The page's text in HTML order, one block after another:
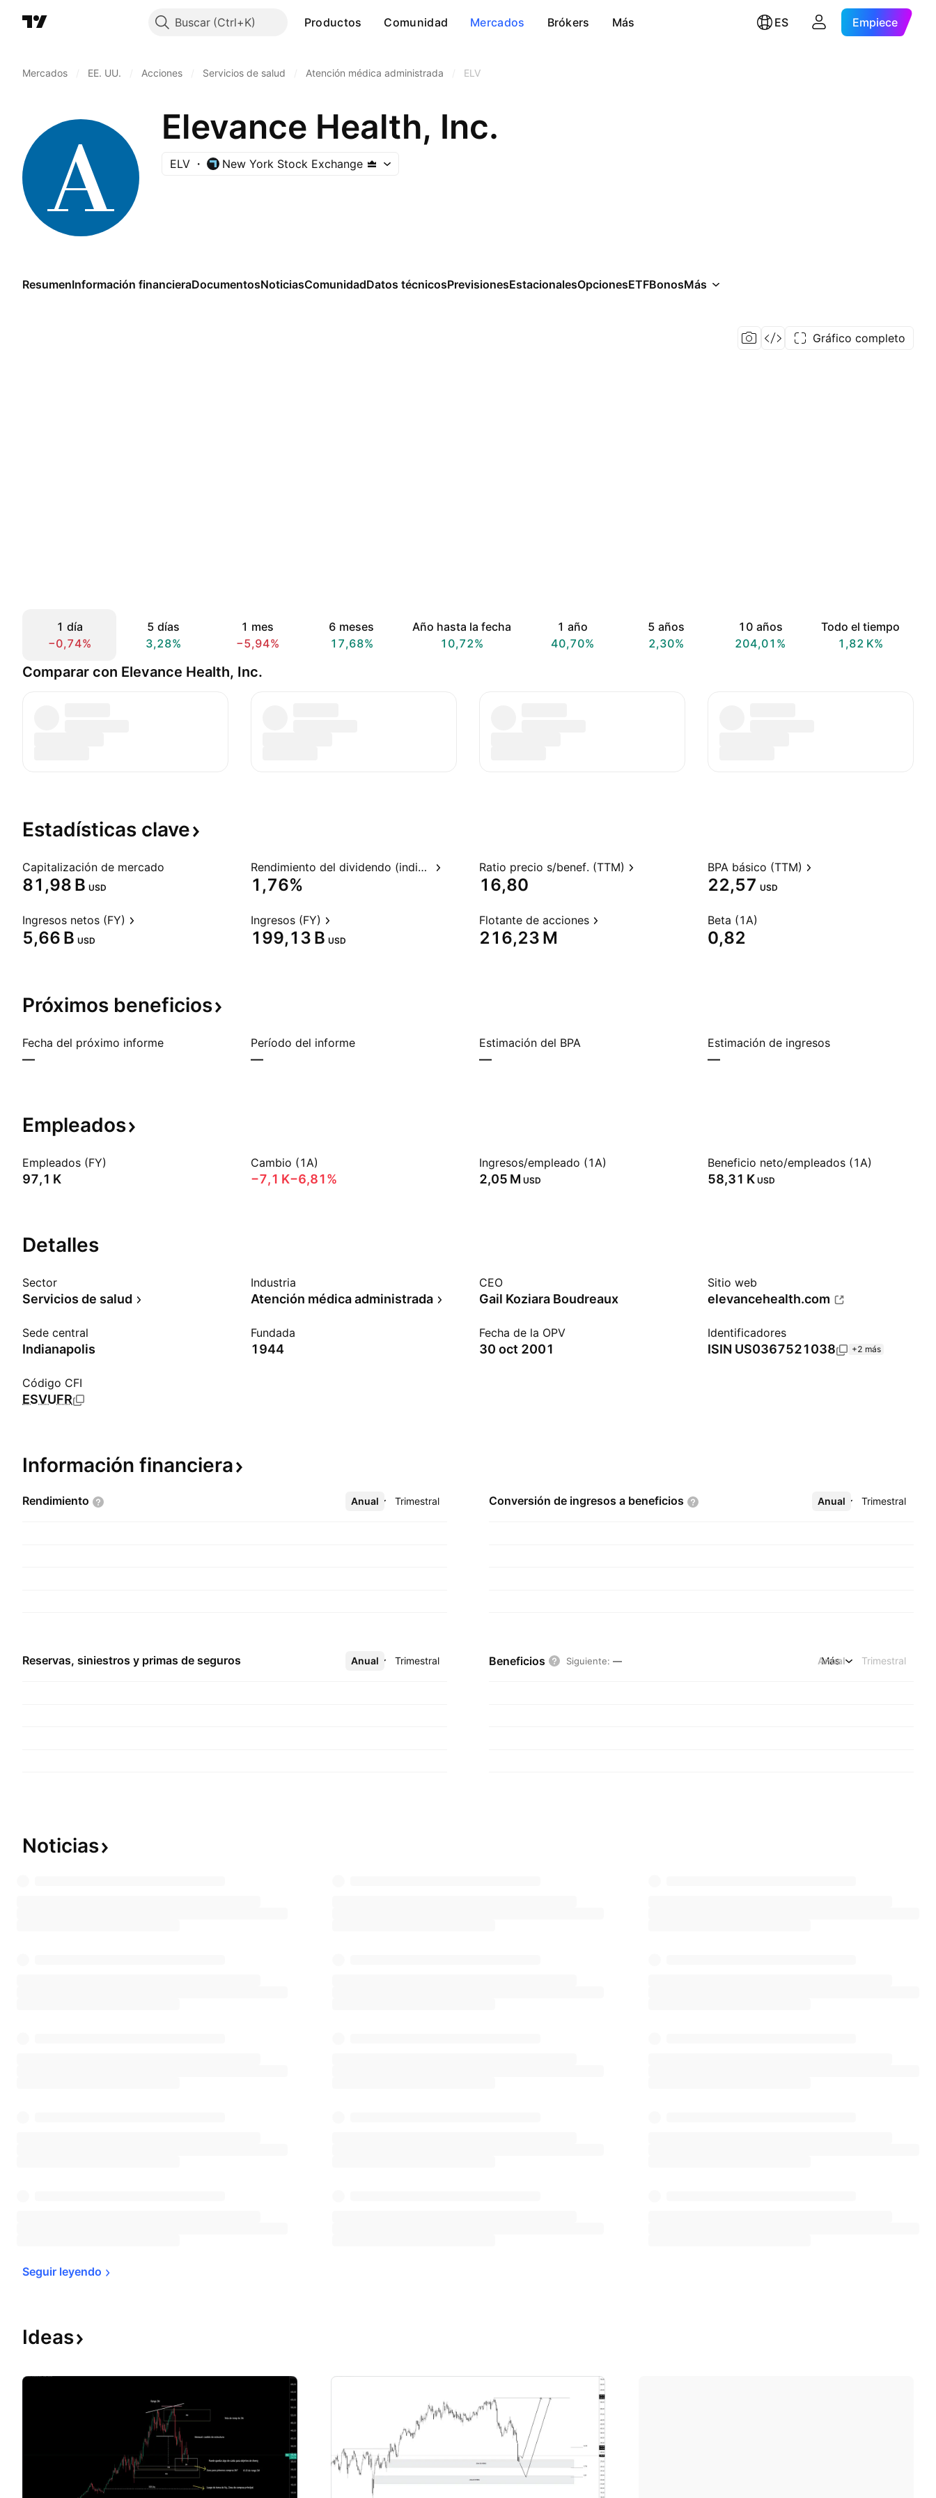
Buscar Productos Comunidad Mercados Brókers Más ES Empiece
Mercados EE. UU. Acciones Servicios de salud Atención médica administrada ELV
Elevance Health, Inc.
ELV New York Stock Exchange
ResumenInformación financieraDocumentosNoticiasComunidadDatos técnicosPrevisionesEstacionalesOpcionesETFBonosMás
Gráfico completo
1 día
−0,74%
5 días
3,28%
1 mes
−5,94%
6 meses
17,68%
Año hasta la fecha
10,72%
1 año
40,70%
5 años
2,30%
10 años
204,01%
Todo el tiempo
‪1,82 K‬%
Comparar con Elevance Health, Inc.
Estadísticas clave
Capitalización de mercado
‪81,98 B‬ USD
Rendimiento del dividendo (indicado)
1,76%
Ratio precio s/benef. (TTM)
16,80
BPA básico (TTM)
22,57 USD
Ingresos netos (FY)
‪5,66 B‬ USD
Ingresos (FY)
‪199,13 B‬ USD
Flotante de acciones
‪216,23 M‬
Beta (1A)
0,82
Próximos beneficios
Fecha del próximo informe
—
Período del informe
—
Estimación del BPA
—
Estimación de ingresos
—
Empleados
Empleados (FY)
‪97,1 K‬
Cambio (1A)
‪−7,1 K‬−6,81%
Ingresos/empleado (1A)
‪2,05 M‬ USD
Beneficio neto/empleados (1A)
‪58,31 K‬ USD
Detalles
Sector
Servicios de salud
Industria
Atención médica administrada
CEO
Gail Koziara Boudreaux
Sitio web
elevancehealth.com
Sede central
Indianapolis
Fundada
1944
Fecha de la OPV
30 oct 2001
Identificadores
ISIN US0367521038 +2 más
Código CFI
ESVUFR
Información financiera
Rendimiento Anual Trimestral
Más Conversión de ingresos a beneficios Anual Trimestral
Más
Reservas, siniestros y primas de seguros Anual Trimestral
Más Beneficios Siguiente: — Anual Trimestral
Más
Noticias
Seguir leyendo
Ideas